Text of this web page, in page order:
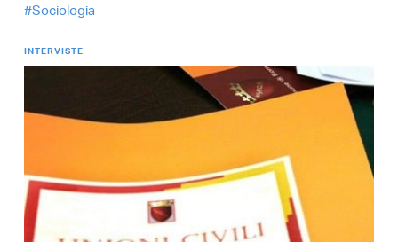
Sociologia
INTERVISTE